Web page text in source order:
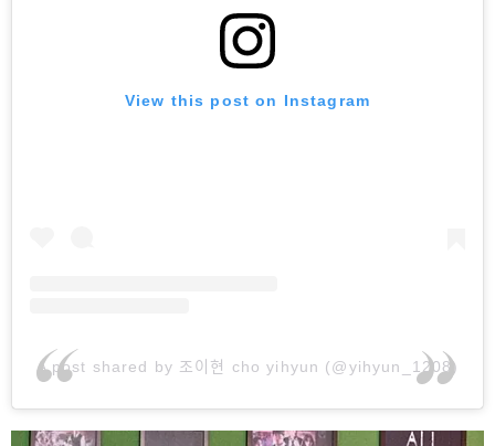
View this post on Instagram
A post shared by 조이현 cho yihyun (@yihyun_1208)